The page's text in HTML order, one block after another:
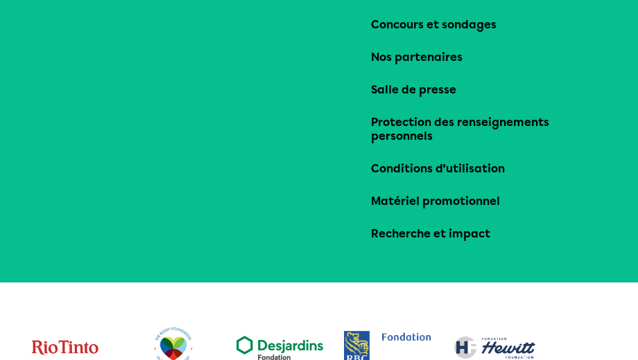
Concours et sondages
Nos partenaires
Salle de presse
Protection des renseignements
personnels
Conditions d’utilisation
Matériel promotionnel
Recherche et impact